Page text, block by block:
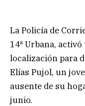
La Policía de
14ª Urbana,
localización para
Elías Pujol, un
ausente de su
junio.